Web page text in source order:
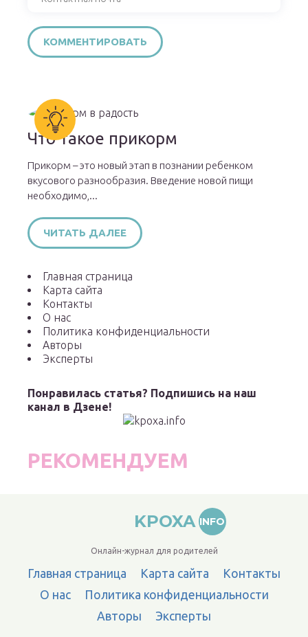
Что такое прикорм
Прикорм – это новый этап в познании ребенком
вкусового разнообразия. Введение новой пищи
необходимо,...
ЧИТАТЬ ДАЛЕЕ
Главная страница
Карта сайта
Контакты
О нас
Политика конфиденциальности
Авторы
Эксперты
Понравилась статья? Подпишись на наш
канал в Дзене!
РЕКОМЕНДУЕМ
KPOXA INFO
Онлайн-журнал для родителей
Главная страница Карта сайта
Контакты
О нас
Политика конфиденциальности
Авторы
Эксперты